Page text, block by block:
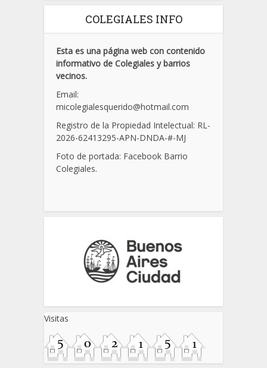
COLEGIALES INFO
Esta es una página web con contenido
informativo de Colegiales y barrios
vecinos.
Email:
micolegialesquerido@hotmail.com
Registro de la Propiedad Intelectual: RL-
2026-62413295-APN-DNDA-#-MJ
Foto de portada: Facebook Barrio
Colegiales.
Visitas